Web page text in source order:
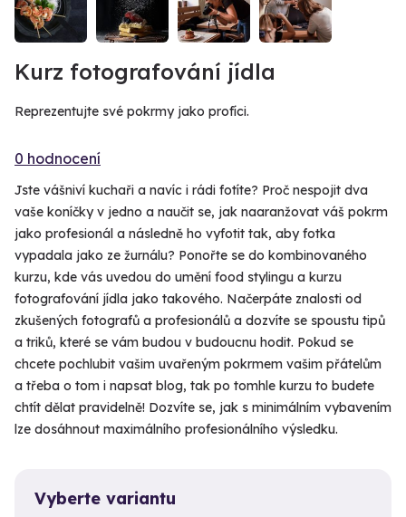
Kurz fotografování jídla
Reprezentujte své pokrmy jako profíci.
0 hodnocení
Jste vášniví kuchaři a navíc i rádi fotíte? Proč nespojit dva
vaše koníčky v jedno a naučit se, jak naaranžovat váš pokrm
jako profesionál a následně ho vyfotit tak, aby fotka
vypadala jako ze žurnálu? Ponořte se do kombinovaného
kurzu, kde vás uvedou do umění food stylingu a kurzu
fotografování jídla jako takového. Načerpáte znalosti od
zkušených fotografů a profesionálů a dozvíte se spoustu tipů
a triků, které se vám budou v budoucnu hodit. Pokud se
chcete pochlubit vašim uvařeným pokrmem vašim přátelům
a třeba o tom i napsat blog, tak po tomhle kurzu to budete
chtít dělat pravidelně! Dozvíte se, jak s minimálním vybavením
lze dosáhnout maximálního profesionálního výsledku.
Vyberte variantu